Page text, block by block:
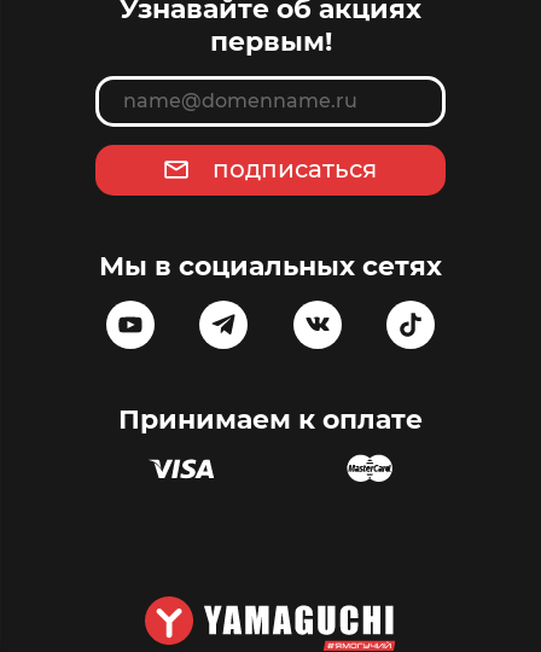
Узнавайте об акциях
первым!
подписаться
Мы в социальных сетях
Принимаем к оплате